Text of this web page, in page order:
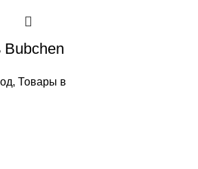
, Товары в